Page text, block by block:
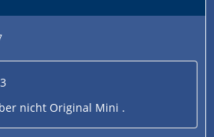
nicht Original Mini .